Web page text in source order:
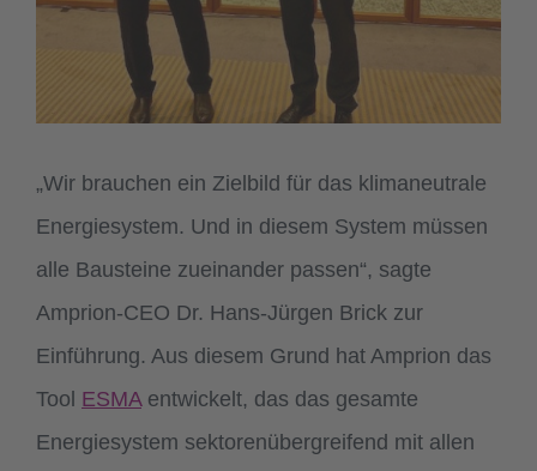
„Wir brauchen ein Zielbild für das klimaneutrale
Energiesystem. Und in diesem System müssen
alle Bausteine zueinander passen“, sagte
Amprion-CEO Dr. Hans-Jürgen Brick zur
Einführung. Aus diesem Grund hat Amprion das
Tool ESMAentwickelt, das das gesamte
Energiesystem sektorenübergreifend mit allen